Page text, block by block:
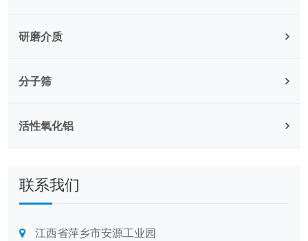
研磨介质
分子筛
活性氧化铝
联系我们
江西省萍乡市安源工业园